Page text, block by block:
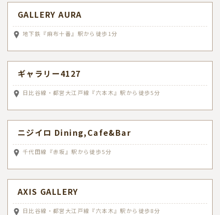
GALLERY AURA
地下鉄『麻布十番』駅から徒歩1分
ギャラリー4127
日比谷線・都営大江戸線『六本木』駅から徒歩5分
ニジイロ Dining,Cafe&Bar
千代田線『赤坂』駅から徒歩5分
AXIS GALLERY
日比谷線・都営大江戸線『六本木』駅から徒歩8分